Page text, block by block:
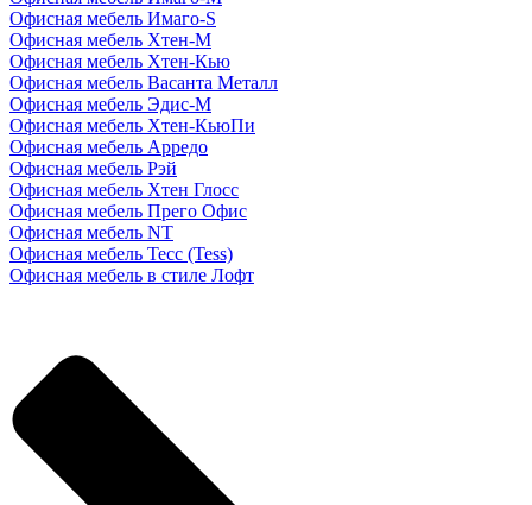
Офисная мебель Имаго-S
Офисная мебель Хтен-M
Офисная мебель Хтен-Кью
Офисная мебель Васанта Металл
Офисная мебель Эдис-M
Офисная мебель Хтен-КьюПи
Офисная мебель Арредо
Офисная мебель Рэй
Офисная мебель Хтен Глосс
Офисная мебель Прего Офис
Офисная мебель NT
Офисная мебель Тесс (Tess)
Офисная мебель в стиле Лофт